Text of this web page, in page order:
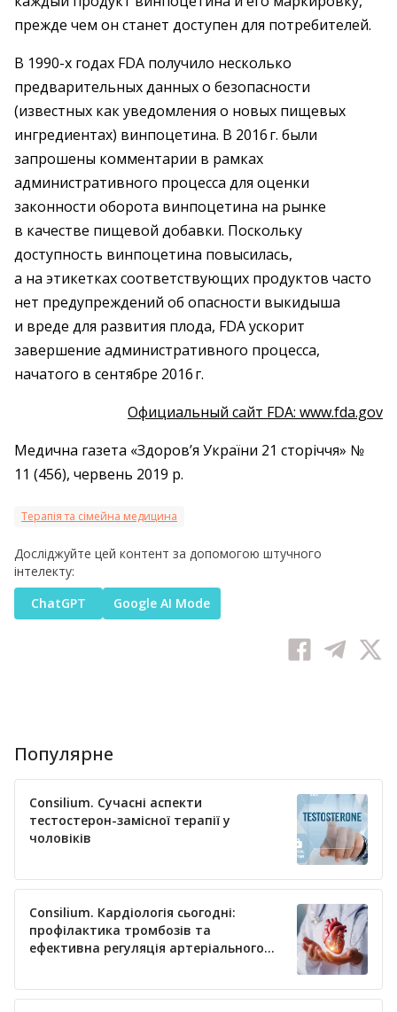
прежде чем он станет доступен для потребителей.
В 1990-х годах FDA получило несколько
предварительных данных о безопасности
(известных как уведомления о новых пищевых
ингредиентах) винпоцетина. В 2016 г. были
запрошены комментарии в рамках
административного процесса для оценки
законности оборота винпоцетина на рынке
в качестве пищевой добавки. Поскольку
доступность винпоцетина повысилась,
а на этикетках соответствующих продуктов часто
нет предупреждений об опасности выкидыша
и вреде для развития плода, FDA ускорит
завершение административного процесса,
начатого в сентябре 2016 г.
Официальный сайт FDA: www.fda.gov
Медична газета «Здоров’я України 21 сторіччя» №
11 (456), червень 2019 р.
Терапія та сімейна медицина
Досліджуйте цей контент за допомогою штучного
інтелекту:
ChatGPT
Google AI Mode
Популярне
Consilium. Сучасні аспекти
тестостерон-замісної терапії у
чоловіків
Consilium. Кардіологія сьогодні:
профілактика тромбозів та
ефективна регуляція артеріального